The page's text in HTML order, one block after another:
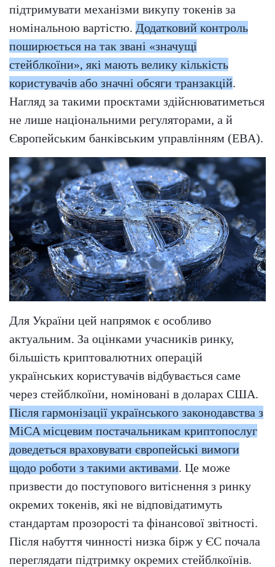
підтримувати механізми викупу токенів за
номінальною вартістю. Додатковий контроль
поширюється на так звані «значущі
стейблкоїни», які мають велику кількість
користувачів або значні обсяги транзакцій.
Нагляд за такими проєктами здійснюватиметься
не лише національними регуляторами, а й
Європейським банківським управлінням (EBA).
Для України цей напрямок є особливо
актуальним. За оцінками учасників ринку,
більшість криптовалютних операцій
українських користувачів відбувається саме
через стейблкоїни, номіновані в доларах США.
Після гармонізації українського законодавства з
MiCA місцевим постачальникам криптопослуг
доведеться враховувати європейські вимоги
щодо роботи з такими активами. Це може
призвести до поступового витіснення з ринку
окремих токенів, які не відповідатимуть
стандартам прозорості та фінансової звітності.
Після набуття чинності низка бірж у ЄС почала
переглядати підтримку окремих стейблкоїнів.